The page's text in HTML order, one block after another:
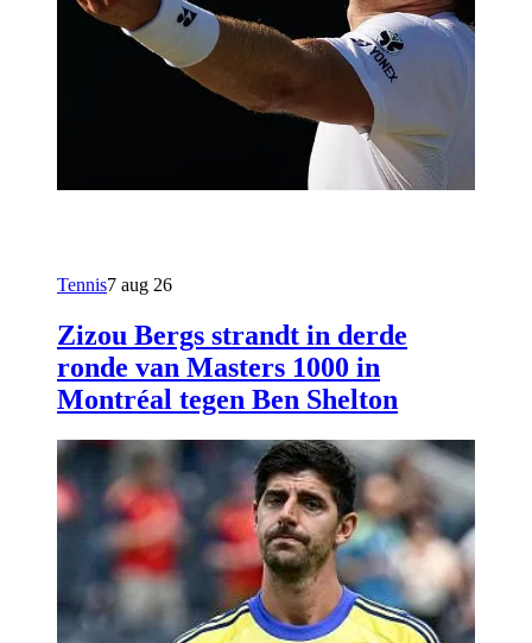
Tennis7 aug 26
Zizou Bergs strandt in derde
ronde van Masters 1000 in
Montréal tegen Ben Shelton